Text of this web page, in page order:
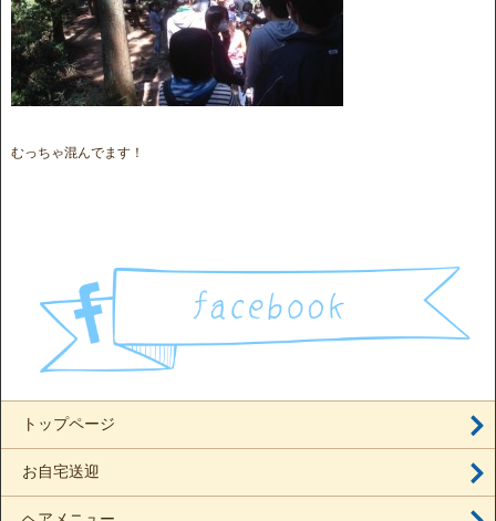
むっちゃ混んでます！
トップページ
お自宅送迎